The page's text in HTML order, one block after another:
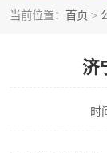
当前位置： 首页 >
济
时
不锈钢角钢